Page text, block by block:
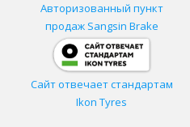
Авторизованный пункт
продаж Sangsin Brake
Сайт отвечает стандартам
Ikon Tyres